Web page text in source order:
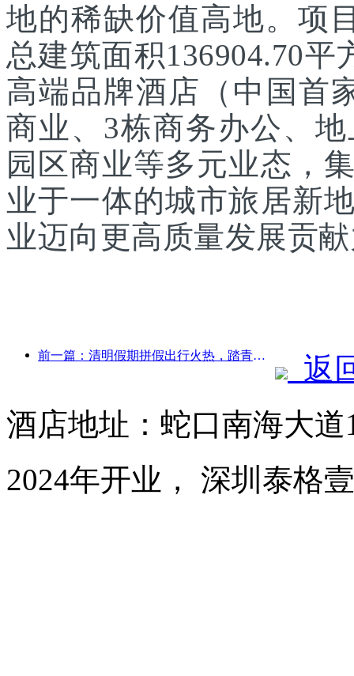
地的稀缺价值高地。项
总建筑面积136904.70
高端品牌酒店（中国首
商业、3栋商务办公、
园区商业等多元业态，
业于一体的城市旅居新
业迈向更高质量发展贡
前一篇：清明假期拼假出行火热，踏青赏花带动多城客流增长
返
酒店地址：蛇口南海大
2024年开业， 深圳泰